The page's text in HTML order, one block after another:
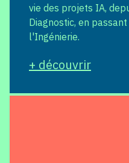
vie des projets IA,
Diagnostic, en
l'Ingénierie.
+ découvrir